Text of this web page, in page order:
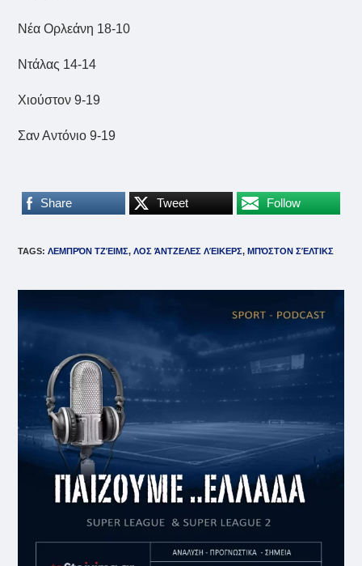
Νέα Ορλεάνη 18-10
Ντάλας 14-14
Χιούστον 9-19
Σαν Αντόνιο 9-19
Share Tweet Follow
TAGS:ΛΕΜΠΡΌΝ ΤΖΈΙΜΣ, ΛΟΣ ΆΝΤΖΕΛΕΣ ΛΈΙΚΕΡΣ, ΜΠΌΣΤΟΝ ΣΈΛΤΙΚΣ